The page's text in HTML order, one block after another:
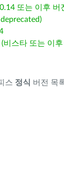
또는 이후 버
비스타 또는 이
스 정식 버전 목